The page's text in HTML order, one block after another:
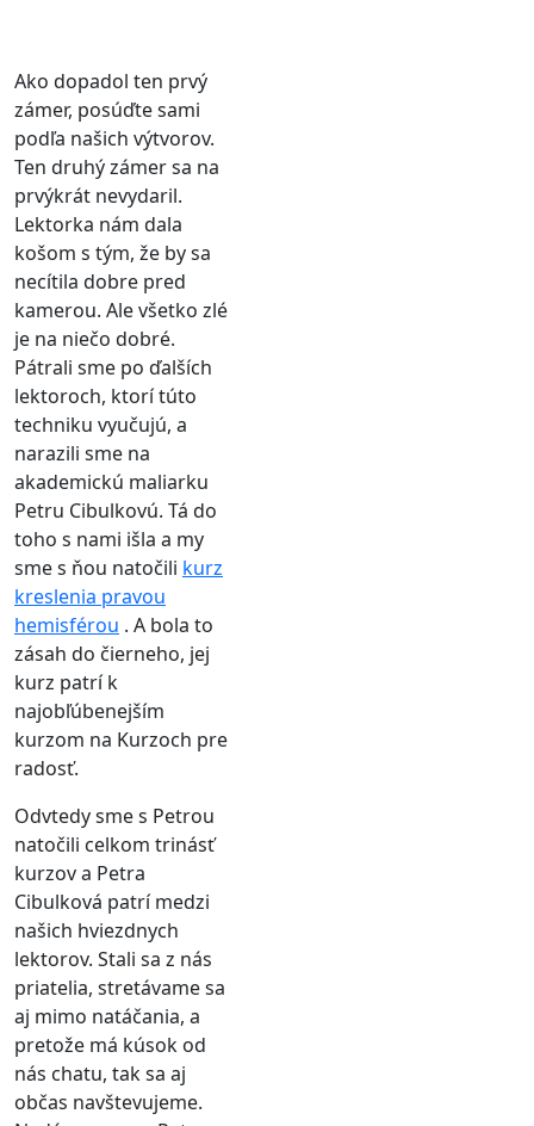
Ako dopadol ten prvý
zámer, posúďte sami
podľa našich výtvorov.
Ten druhý zámer sa na
prvýkrát nevydaril.
Lektorka nám dala
košom s tým, že by sa
necítila dobre pred
kamerou. Ale všetko zlé
je na niečo dobré.
Pátrali sme po ďalších
lektoroch, ktorí túto
techniku vyučujú, a
narazili sme na
akademickú maliarku
Petru Cibulkovú. Tá do
toho s nami išla a my
sme s ňou natočili kurz
kreslenia pravou
hemisférou . A bola to
zásah do čierneho, jej
kurz patrí k
najobľúbenejším
kurzom na Kurzoch pre
radosť.
Odvtedy sme s Petrou
natočili celkom trinásť
kurzov a Petra
Cibulková patrí medzi
našich hviezdnych
lektorov. Stali sa z nás
priatelia, stretávame sa
aj mimo natáčania, a
pretože má kúsok od
nás chatu, tak sa aj
občas navštevujeme.